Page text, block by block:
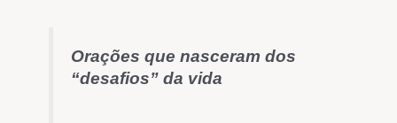
Orações que nasceram dos
“desafios” da vida